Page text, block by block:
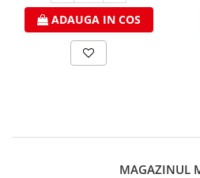
ADAUGA IN COS
MAGAZINUL